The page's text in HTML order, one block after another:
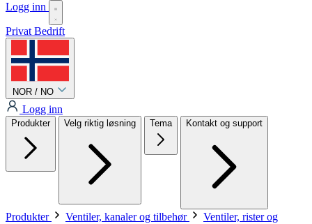
Logg inn
Privat Bedrift
NOR / NO
Logg inn
Produkter Velg riktig løsning Tema Kontakt og support
Produkter Ventiler, kanaler og tilbehør
Ventiler, rister og